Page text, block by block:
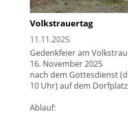
Volkstrauertag
11.11.2025
Gedenkfeier am
16. November 2025
nach dem Gottesdienst
10 Uhr) auf dem
Ablauf: